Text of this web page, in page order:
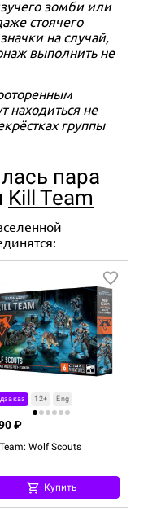
зомби или
стоячего
на случай,
выполнить не
находиться не
группы
пара
Kill Team
12+ Eng
Wolf Scouts
₽
Купить